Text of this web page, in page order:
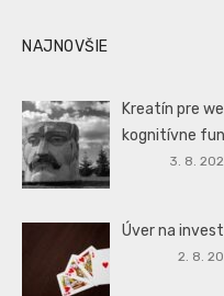
NAJNOVŠIE
Kreatín pre
kognitívne
3. 8.
Úver na
2. 8.